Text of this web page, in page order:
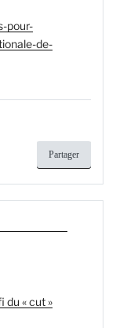
pour-
de-
Partager
du « cut »